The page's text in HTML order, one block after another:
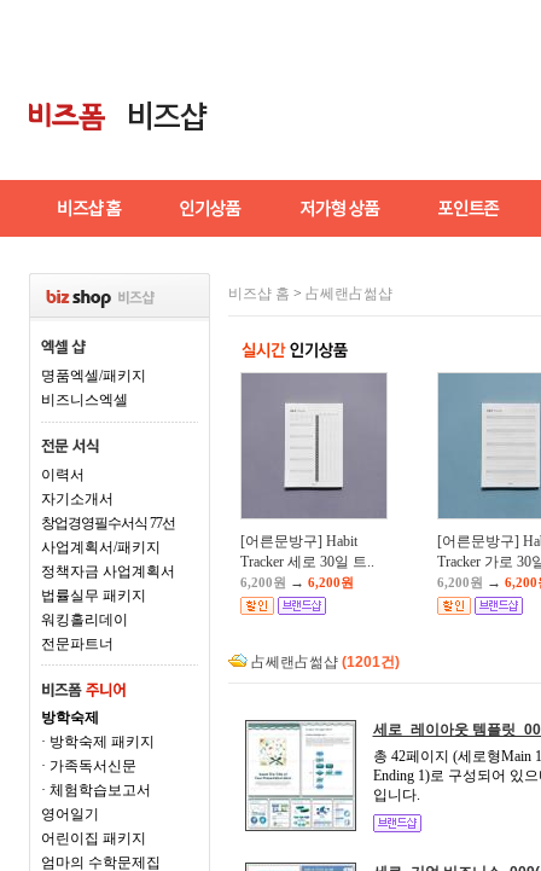
명품엑셀/패키지
비즈니스엑셀
이력서
자기소개서
창업경영필수서식 77선
사업계획서/패키지
정책자금 사업계획서
법률실무 패키지
워킹홀리데이
전문파트너
방학숙제
· 방학숙제 패키지
· 가족독서신문
· 체험학습보고서
영어일기
어린이집 패키지
엄마의 수학문제집
비즈샵 홈 > 占쎄랜占썲샵
[어른문방구] Habit
Tracker 세로 30일 트..
6,200원 → 6,200원
[어른문방구]
Tracker 가로 30
6,200원 → 6,200
占쎄랜占썲샵 (1201건)
세로_레이아웃 템플릿
총 42페이지 (세로형Main
Ending 1)로 구성되어 있
입니다.